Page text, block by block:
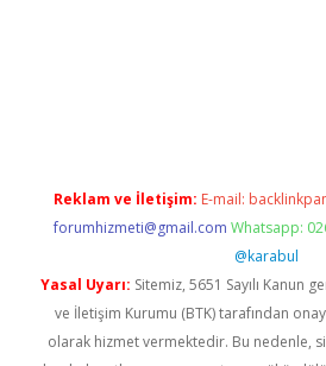
Reklam ve İletişim: E-mail:
forumhizmeti@gmail.com Whatsapp:
@karabul
Yasal Uyarı: Sitemiz, 5651 Sayılı Kanun
ve İletişim Kurumu (BTK) tarafından
olarak hizmet vermektedir. Bu nedenle,